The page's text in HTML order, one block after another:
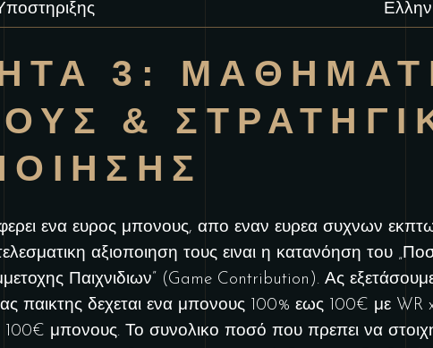
3:
&
ενα ευρος μπονους, απο εναν ευρεα συχνων
αξιοποιηση τους ειναι η κατανόηση του
Παιχνιδιων” (Game Contribution). Ας
παικτης δεχεται ενα μπονους 100% εως 100€ με WR
100€ μπονους. Το συνολικο ποσό που πρεπει να